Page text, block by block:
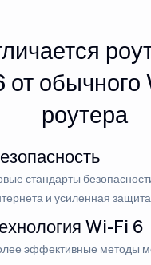
от обычного
роутера
стандарты
и усиленная
Wi-Fi 6
эффективные методы